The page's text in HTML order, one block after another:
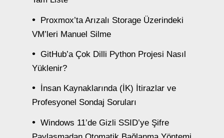
Proxmox’ta Arızalı Storage Üzerindeki
VM’leri Manuel Silme
GitHub’a Çok Dilli Python Projesi Nasıl
Yüklenir?
İnsan Kaynaklarında (İK) İtirazlar ve
Profesyonel Sondaj Soruları
Windows 11’de Gizli SSID’ye Şifre